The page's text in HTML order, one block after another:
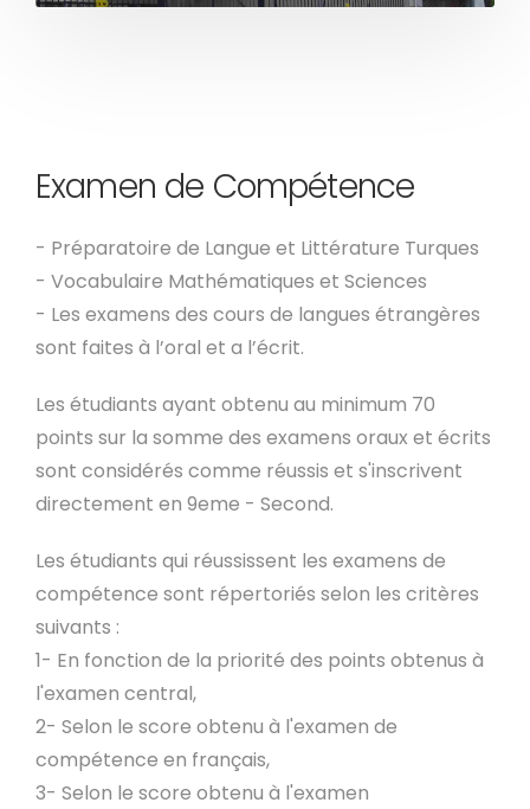
Examen de Compétence
- Préparatoire de Langue et Littérature Turques
- Vocabulaire Mathématiques et Sciences
- Les examens des cours de langues étrangères
sont faites à l’oral et a l’écrit.
Les étudiants ayant obtenu au minimum 70
points sur la somme des examens oraux et écrits
sont considérés comme réussis et s'inscrivent
directement en 9eme - Second.
Les étudiants qui réussissent les examens de
compétence sont répertoriés selon les critères
suivants :
1- En fonction de la priorité des points obtenus à
l'examen central,
2- Selon le score obtenu à l'examen de
compétence en français,
3- Selon le score obtenu à l'examen